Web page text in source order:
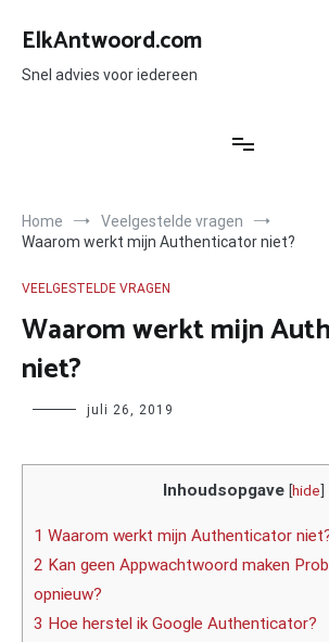
naar
inhoud
ElkAntwoord.com
Snel advies voor iedereen
Home
Veelgestelde vragen
Waarom werkt mijn Authenticator niet?
VEELGESTELDE VRAGEN
Waarom werkt mijn
niet?
Author juli 26, 2019
Inhoudsopgave [hide]
1 Waarom werkt mijn Authenticator
2 Kan geen Appwachtwoord maken
opnieuw?
3 Hoe herstel ik Google Authenticator?